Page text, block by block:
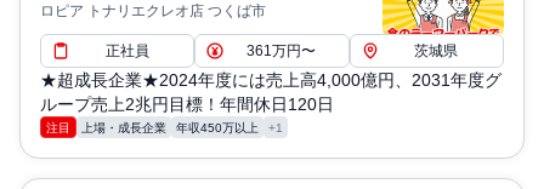
ロピア トナリエクレオ店 つくば市
正社員 361万円〜 茨城県
★超成長企業★2024年度には売上高4,000億円、2031年度グ
ループ売上2兆円目標！年間休日120日
注目 上場・成長企業 年収450万以上 +1